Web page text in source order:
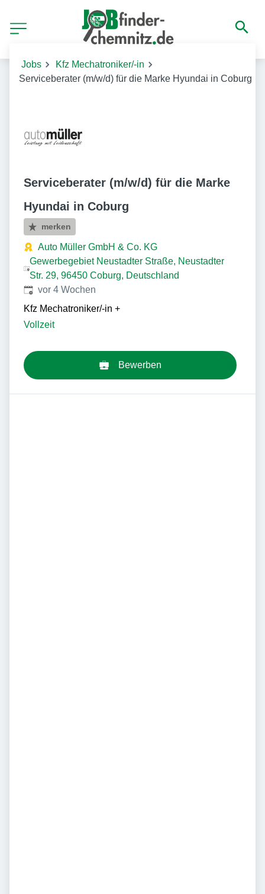
Jobs
Kfz Mechatroniker/-in
Serviceberater (m/w/d) für die Marke Hyundai in Coburg
Serviceberater (m/w/d) für die Marke
Hyundai in Coburg
merken
Auto Müller GmbH & Co. KG
Gewerbegebiet Neustadter Straße, Neustadter
Str. 29, 96450 Coburg, Deutschland
Veröffentlicht:
vor 4 Wochen
Kfz Mechatroniker/-in +
Vollzeit
Bewerben